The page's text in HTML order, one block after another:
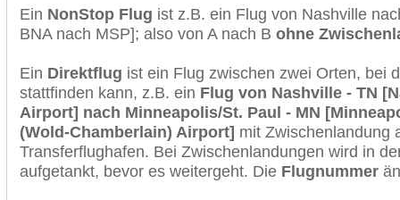
Ein NonStop Flug ist z.B. ein Flug von Nashville
BNA nach MSP]; also von A nach B ohne
Ein Direktflug ist ein Flug zwischen zwei Orten, bei
stattfinden kann, z.B. ein Flug von Nashville - TN
Airport] nach Minneapolis/St. Paul - MN
(Wold-Chamberlain) Airport] mit Zwischenlandung
Transferflughafen. Bei Zwischenlandungen wird in
aufgetankt, bevor es weitergeht. Die Flugnummer